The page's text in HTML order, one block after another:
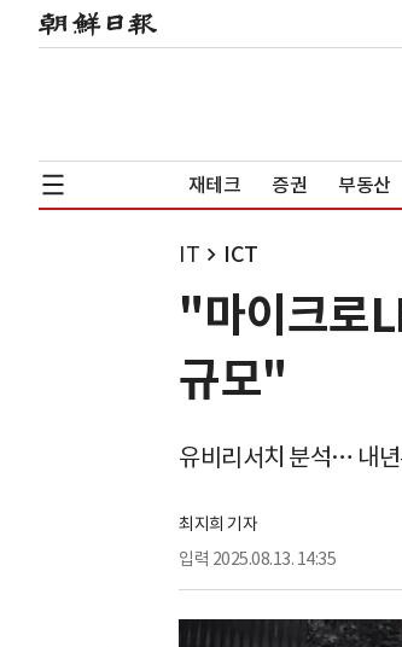
재테크 증권 부동산
IT ICT
"마이크로
규모"
유비리서치 분석… 내
최지희 기자
입력 2025.08.13. 14:35